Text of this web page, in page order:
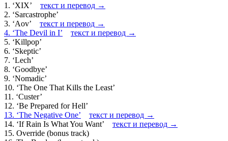
1. ‘XIX’ текст и перевод →
2. ‘Sarcastrophe’
3. ‘Aov’ текст и перевод →
4. ‘The Devil in I’
текст и перевод →
5. ‘Killpop’
6. ‘Skeptic’
7. ‘Lech’
8. ‘Goodbye’
9. ‘Nomadic’
10. ‘The One That Kills the Least’
11. ‘Custer’
12. ‘Be Prepared for Hell’
13. ‘The Negative One’
текст и перевод →
14. ‘If Rain Is What You Want’ текст и перевод →
15. Override (bonus track)